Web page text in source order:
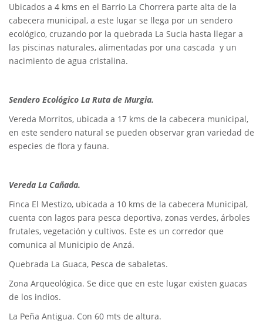
Ubicados a 4 kms en el Barrio La Chorrera parte alta de la
cabecera municipal, a este lugar se llega por un sendero
ecológico, cruzando por la quebrada La Sucia hasta llegar a
las piscinas naturales, alimentadas por una cascada y un
nacimiento de agua cristalina.
Sendero Ecológico La Ruta de Murgia.
Vereda Morritos, ubicada a 17 kms de la cabecera municipal,
en este sendero natural se pueden observar gran variedad de
especies de flora y fauna.
Vereda La Cañada.
Finca El Mestizo, ubicada a 10 kms de la cabecera Municipal,
cuenta con lagos para pesca deportiva, zonas verdes, árboles
frutales, vegetación y cultivos. Este es un corredor que
comunica al Municipio de Anzá.
Quebrada La Guaca, Pesca de sabaletas.
Zona Arqueológica. Se dice que en este lugar existen guacas
de los indios.
La Peña Antigua. Con 60 mts de altura.